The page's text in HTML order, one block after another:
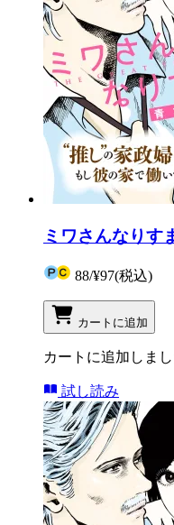
ミワさんなりす
88/¥97(税込)
カートに追加
カートに追加しま
試し読み